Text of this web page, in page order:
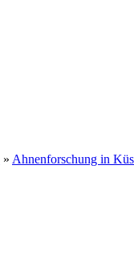
» Ahnenforschung in